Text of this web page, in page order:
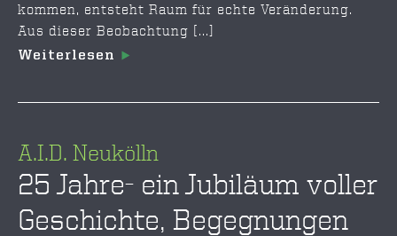
kommen, entsteht Raum für echte Veränderung.
Aus dieser Beobachtung [...]
Weiterlesen
A.I.D. Neukölln
25 Jahre- ein Jubiläum voller
Geschichte, Begegnungen